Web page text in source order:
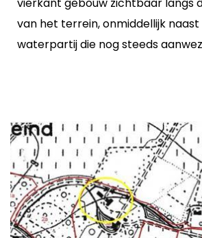
van het terrein, onmiddellijk
waterpartij die nog steeds